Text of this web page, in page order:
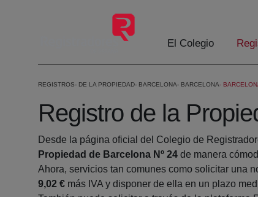
Saltar al contenido principal
El Colegio
REGISTROS DE LA PROPIEDAD BARCELONA BARCELONA
Registro de la
Desde la página oficial del Colegio de
Propiedad de Barcelona Nº 24 de manera
Ahora, servicios tan comunes como solicitar una
9,02 € más IVA y disponer de ella en un plazo